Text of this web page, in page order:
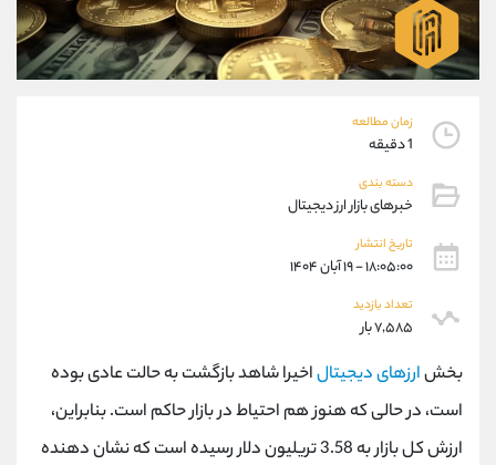
زمان مطالعه
1 دقیقه
دسته بندی
خبرهای بازار ارز دیجیتال
تاریخ انتشار
۱۸:۰۵:۰۰ - ۱۹ آبان ۱۴۰۴
تعداد بازدید
۷,۵۸۵ بار
بخشارزهای دیجیتالاخیرا شاهد بازگشت به حالت عادی بوده
است، در حالی که هنوز هم احتیاط در بازار حاکم است. بنابراین،
ارزش کل بازار به 3.58 تریلیون دلار رسیده است که نشان دهنده
09101364784
واتساپ شروع گفتگو
تلگرام @Armteam_admin_104
پشتیبان فروش
موبایل
واتساپ
تلگرام
داخلی
اطلاعات تماس (دفتر فروش)
تلفن 021-22021030
بدون پیش شماره 90001030
اینستاگرام @alireza.mehrabii